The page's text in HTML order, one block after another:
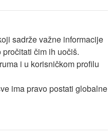
sadrže važne informacije
čim ih uočiš.
i u korisničkom profilu
ima pravo postati globalne